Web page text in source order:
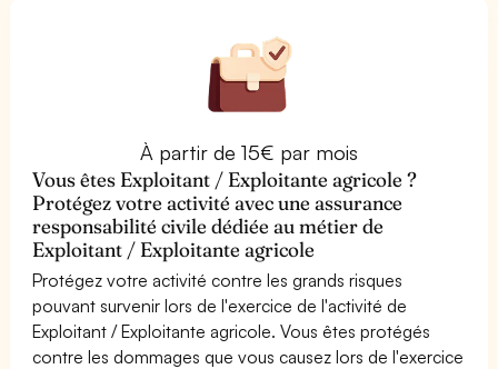
À partir de 15€ par mois
Vous êtes Exploitant / Exploitante agricole ?
Protégez votre activité avec une assurance
responsabilité civile dédiée au métier de
Exploitant / Exploitante agricole
Protégez votre activité contre les grands risques
pouvant survenir lors de l'exercice de l'activité de
Exploitant / Exploitante agricole. Vous êtes protégés
contre les dommages que vous causez lors de l'exercice